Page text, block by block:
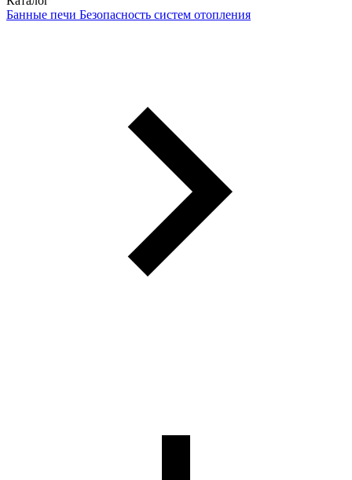
Банные печи Безопасность систем отопления